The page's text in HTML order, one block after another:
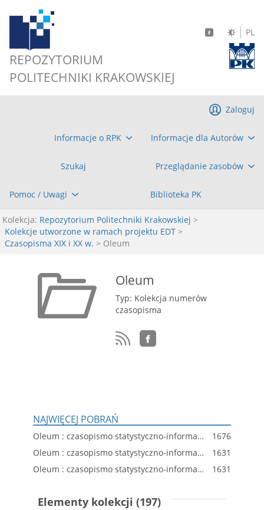
REPOZYTORIUM
POLITECHNIKI KRAKOWSKIEJ
PL
Informacje o RPK Informacje dla Autorów
Szukaj Przeglądanie zasobów
Pomoc / Uwagi Biblioteka PK
Zaloguj
Kolekcja: Repozytorium Politechniki Krakowskiej >
Kolekcje utworzone w ramach projektu EDT >
Czasopisma XIX i XX w. > Oleum
Oleum
Typ: Kolekcja numerów
czasopisma
NAJWIĘCEJ POBRAŃ
Oleum : czasopismo statystyczno-informacyjne dla spraw przemysłu oleju skalnego w Polsce, R. 5, nr 201
1676
Oleum : czasopismo statystyczno-informacyjne dla spraw przemysłu oleju skalnego w Polsce, R. 5, nr 197
1631
Oleum : czasopismo statystyczno-informacyjne dla spraw przemysłu oleju skalnego w Polsce, R. 4, nr 171
1631
Elementy kolekcji (197)